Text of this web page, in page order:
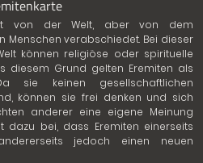
von der Welt, aber von dem
verabschiedet. Bei dieser
können religiöse oder spirituelle
diesem Grund gelten Eremiten als
sie keinen gesellschaftlichen
können sie frei denken und sich
anderer eine eigene Meinung
dazu bei, dass Eremiten einerseits
jedoch einen neuen